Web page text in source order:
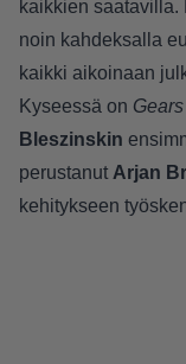
kaikkien saatavilla.
noin kahdeksalla
kaikki aikoinaan
Kyseessä on
Bleszinskin
perustanut Arjan
kehitykseen